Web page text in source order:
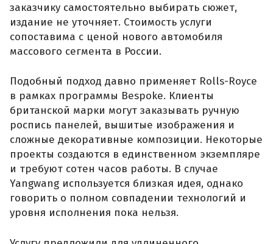
заказчику самостоятельно выбирать сюжет,
издание не уточняет. Стоимость услуги
сопоставима с ценой нового автомобиля
массового сегмента в России.
Подобный подход давно применяет Rolls-Royce
в рамках программы Bespoke. Клиенты
британской марки могут заказывать ручную
роспись панелей, вышитые изображения и
сложные декоративные композиции. Некоторые
проекты создаются в единственном экземпляре
и требуют сотен часов работы. В случае
Yangwang используется близкая идея, однако
говорить о полном совпадении технологий и
уровня исполнения пока нельзя.